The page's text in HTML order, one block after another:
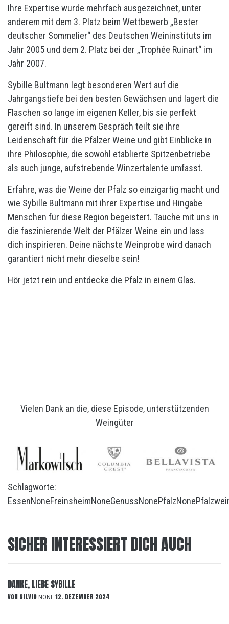
Ihre Expertise wurde mehrfach ausgezeichnet, unter
anderem mit dem 3. Platz beim Wettbewerb „Bester
deutscher Sommelier“ des Deutschen Weininstituts im
Jahr 2005 und dem 2. Platz bei der „Trophée Ruinart“ im
Jahr 2007.
Sybille Bultmann legt besonderen Wert auf die
Jahrgangstiefe bei den besten Gewächsen und lagert die
Flaschen so lange im eigenen Keller, bis sie perfekt
gereift sind. In unserem Gespräch teilt sie ihre
Leidenschaft für die Pfälzer Weine und gibt Einblicke in
ihre Philosophie, die sowohl etablierte Spitzenbetriebe
als auch junge, aufstrebende Winzertalente umfasst.
Erfahre, was die Weine der Pfalz so einzigartig macht und
wie Sybille Bultmann mit ihrer Expertise und Hingabe
Menschen für diese Region begeistert. Tauche mit uns in
die faszinierende Welt der Pfälzer Weine ein und lass
dich inspirieren. Deine nächste Weinprobe wird danach
garantiert nicht mehr dieselbe sein!
Hör jetzt rein und entdecke die Pfalz in einem Glas.
Vielen Dank an die, diese Episode, unterstützenden
Weingüter
Schlagworte:
EssenNoneFreinsheimNoneGenussNonePfalzNone
SICHER INTERESSIERT DICH AUCH
DANKE, LIEBE SYBILLE
VON SILVIO NONE 12. DEZEMBER 2024